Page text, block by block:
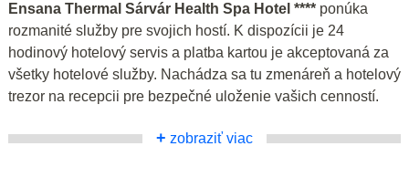
Ensana Thermal Sárvár Health Spa Hotel **** ponúka
rozmanité služby pre svojich hostí. K dispozícii je 24
hodinový hotelový servis a platba kartou je akceptovaná za
všetky hotelové služby. Nachádza sa tu zmenáreň a hotelový
trezor na recepcii pre bezpečné uloženie vašich cenností.
+ zobraziť viac